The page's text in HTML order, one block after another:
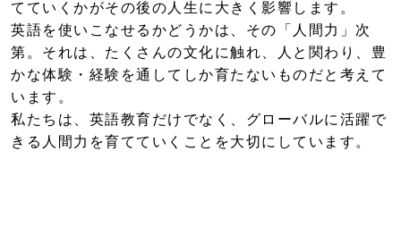
てていくかがその後の人生に大きく影響します。
英語を使いこなせるかどうかは、その「人間力」次
第。それは、たくさんの文化に触れ、人と関わり、豊
かな体験・経験を通してしか育たないものだと考えて
います。
私たちは、英語教育だけでなく、グローバルに活躍で
きる人間力を育てていくことを大切にしています。